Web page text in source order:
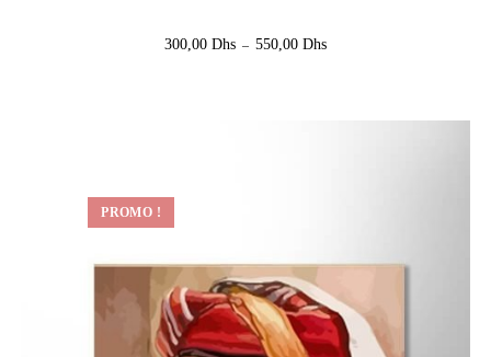
300,00 Dhs – 550,00 Dhs
PROMO !